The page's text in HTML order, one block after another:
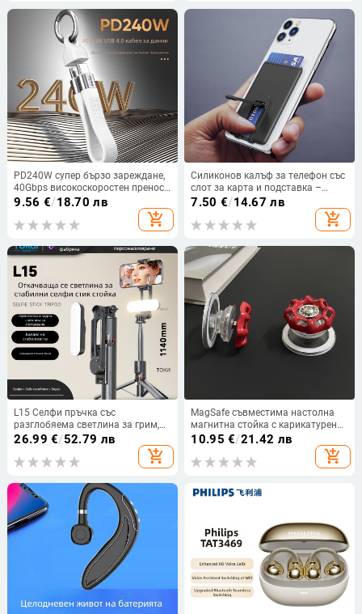
PD240W супер бързо зареждане,
40Gbps високоскоростен пренос
и 8K видео поддръжка, Type-C за
мобилни телефони и портативни
твърди дискове
9.56 €/18.70 лв
add_shopping_cart
Силиконов калъф за телефон със
слот за карта и подставка –
унисекс, отделно опакован,
7.50 €/14.67 лв
add_shopping_cart
L15 Селфи пръчка със
разглобяема светлина за грим,
стоманена конструкция,
удължима тринога, Bluetooth
дистанционно за мобилни
26.99 €/52.79 лв
add_shopping_cart
MagSafe съвместима настолна
магнитна стойка с карикатурен
дизайн на въздушна
възглавница и държател за
телефон с пръстен
10.95 €/21.42 лв
add_shopping_cart